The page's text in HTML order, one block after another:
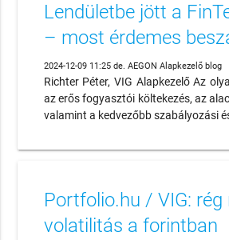
Lendületbe jött a
– most érdemes
2024-12-09 11:25 de. AEGON Alapkezelő blog
Richter Péter, VIG Alapkezelő Az
az erős fogyasztói költekezés, az
valamint a kedvezőbb szabályozási
Portfolio.hu / VIG:
volatilitás a forintban